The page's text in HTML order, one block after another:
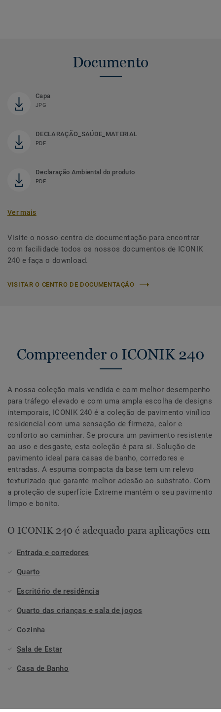
Documento
Capa
JPG
DECLARAÇÃO_SAÚDE_MATERIAL
PDF
Declaração Ambiental do produto
PDF
Ver mais
Visite o nosso centro de documentação para encontrar
com facilidade todos os nossos documentos de ICONIK
240 e faça o download.
VISITAR O CENTRO DE DOCUMENTAÇÃO
Compreender o ICONIK 240
A nossa coleção mais vendida e com melhor desempenho
para tráfego elevado e com uma ampla escolha de designs
intemporais, ICONIK 240 é a coleção de pavimento vinílico
residencial com uma sensação de firmeza, calor e
conforto ao caminhar. Se procura um pavimento resistente
ao uso e desgaste, esta coleção é para si. Solução de
pavimento ideal para casas de banho, corredores e
entradas. A espuma compacta da base tem um relevo
texturizado que garante melhor adesão ao substrato. Com
a proteção de superfície Extreme mantém o seu pavimento
limpo e bonito.
O ICONIK 240 é adequado para aplicações em
Entrada e corredores
Quarto
Escritório de residência
Quarto das crianças e sala de jogos
Cozinha
Sala de Estar
Casa de Banho